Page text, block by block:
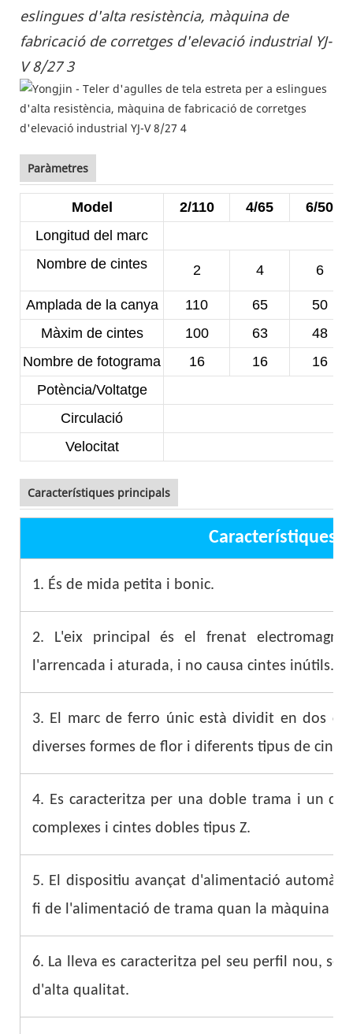
Paràmetres
Model 2/110 4/65
6/50
Longitud del marc
Nombre de cintes
2 4 6
Amplada de la canya 110 65
50
Màxim de cintes
100 63
48
Nombre de fotograma
16 16
16
Potència/Voltatge
Circulació
Velocitat
Característiques principals
Característiques
1. És de mida petita i bonic.
2. L'eix principal és el frenat
l'arrencada i aturada, i no causa cintes inútils.
3. El marc de ferro únic està dividit en dos
diverses formes de flor i diferents tipus de
4. Es caracteritza per una doble trama i un
complexes i cintes dobles tipus Z.
5. El dispositiu avançat d'alimentació
fi de l'alimentació de trama quan la màquina
6. La lleva es caracteritza pel seu perfil nou,
d'alta qualitat.